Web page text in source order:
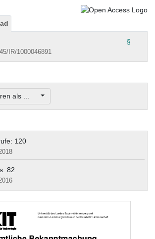
§
IR/1000046891
als ...
120
82